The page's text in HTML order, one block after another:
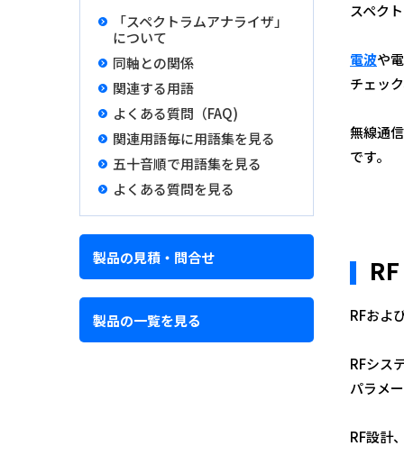
スペク
電波や
チェッ
無線通
です。
RFおよ
RFシス
パラメ
RF設計
「スペクトラムアナライザ」
について
同軸との関係
関連する用語
よくある質問（FAQ)
関連用語毎に用語集を見る
五十音順で用語集を見る
よくある質問を見る
製品の見積・問合せ
製品の一覧を見る